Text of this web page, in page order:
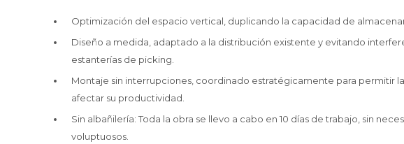
Optimización del espacio vertical, duplicando la capacidad de
Diseño a medida, adaptado a la distribución existente y evitando
estanterías de picking.
Montaje sin interrupciones, coordinado estratégicamente para permitir
afectar su productividad.
Sin albañilería: Toda la obra se llevo a cabo en 10 días de trabajo, sin
voluptuosos.